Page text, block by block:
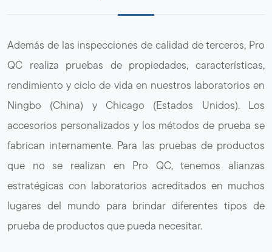
Además de las inspecciones de calidad de terceros, Pro
QC realiza pruebas de propiedades, características,
rendimiento y ciclo de vida en nuestros laboratorios en
Ningbo (China) y Chicago (Estados Unidos). Los
accesorios personalizados y los métodos de prueba se
fabrican internamente. Para las pruebas de productos
que no se realizan en Pro QC, tenemos alianzas
estratégicas con laboratorios acreditados en muchos
lugares del mundo para brindar diferentes tipos de
prueba de productos que pueda necesitar.